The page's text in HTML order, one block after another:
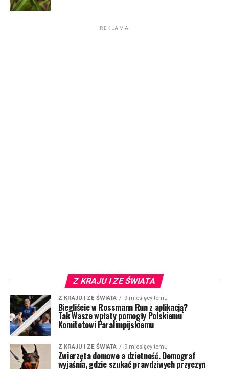
REKLAMA
Z KRAJU I ZE ŚWIATA
Z KRAJU I ZE ŚWIATA 9 miesięcy temu
Biegliście w Rossmann Run z aplikacją?
Tak Wasze wpłaty pomogły Polskiemu
Komitetowi Paralimpijskiemu
Z KRAJU I ZE ŚWIATA 9 miesięcy temu
Zwierzęta domowe a dzietność. Demograf
wyjaśnia, gdzie szukać prawdziwych przyczyn